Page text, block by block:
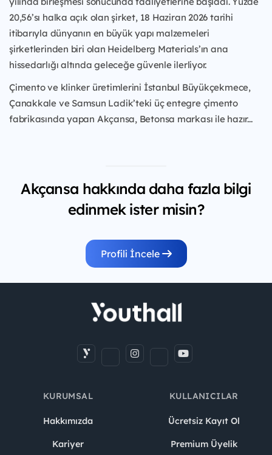
20,56’sı halka açık olan şirket, 18 Haziran 2026 tarihi
itibarıyla dünyanın en büyük yapı malzemeleri
şirketlerinden biri olan Heidelberg Materials’ın ana
hissedarlığı altında geleceğe güvenle ilerliyor.
Çimento ve klinker üretimlerini İstanbul Büyükçekmece,
Çanakkale ve Samsun Ladik’teki üç entegre çimento
fabrikasında yapan Akçansa, Betonsa markası ile hazır...
Akçansa hakkında daha fazla bilgi
edinmek ister misin?
Profili İncele
KURUMSAL
Hakkımızda
Kariyer
KULLANICILAR
Ücretsiz Kayıt Ol
Premium Üyelik